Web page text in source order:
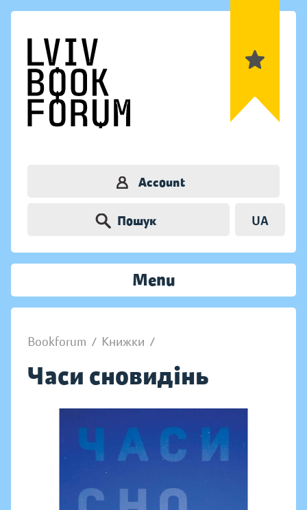
Account
Пошук UA
Menu
Bookforum / Книжки /
Часи сновидінь